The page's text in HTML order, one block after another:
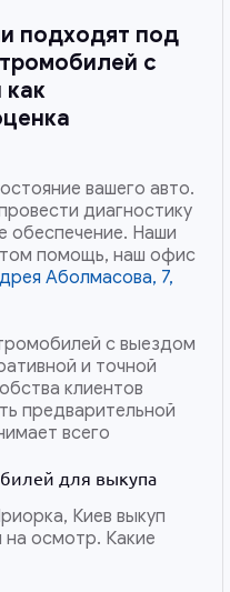
подходят под
с
вашего авто.
диагностику
обеспечение. Наши
помощь, наш офис
Аболмасова, 7,
с выездом
и точной
клиентов
предварительной
всего
для выкупа
Киев выкуп
осмотр. Какие